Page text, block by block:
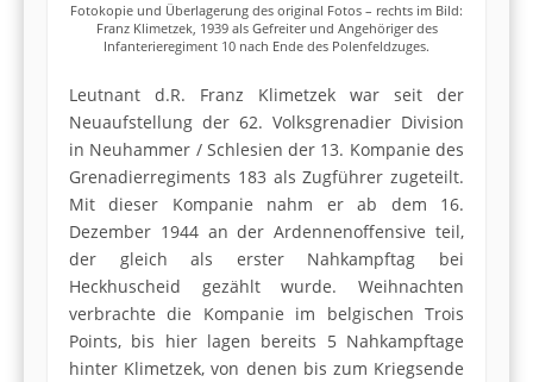
Fotokopie und Überlagerung des original Fotos – rechts im Bild:
Franz Klimetzek, 1939 als Gefreiter und Angehöriger des
Infanterieregiment 10 nach Ende des Polenfeldzuges.
Leutnant d.R. Franz Klimetzek war seit der
Neuaufstellung der 62. Volksgrenadier Division
in Neuhammer / Schlesien der 13. Kompanie des
Grenadierregiments 183 als Zugführer zugeteilt.
Mit dieser Kompanie nahm er ab dem 16.
Dezember 1944 an der Ardennenoffensive teil,
der gleich als erster Nahkampftag bei
Heckhuscheid gezählt wurde. Weihnachten
verbrachte die Kompanie im belgischen Trois
Points, bis hier lagen bereits 5 Nahkampftage
hinter Klimetzek, von denen bis zum Kriegsende